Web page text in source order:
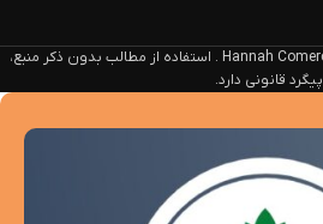
طراحی و توسعه توسط Hannah Comercial Group . استفاده از مطالب بدون ذکر منبع،
پیگرد قانونی دارد.